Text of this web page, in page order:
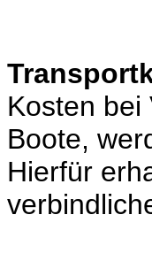
Kosten bei
Boote,
Hierfür